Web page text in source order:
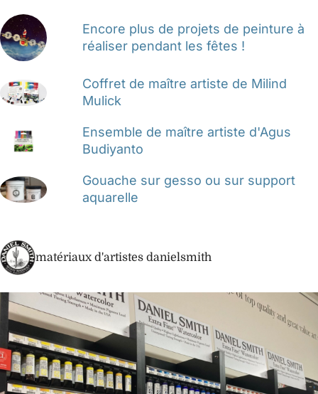
Encore plus de projets de peinture à
réaliser pendant les fêtes !
Coffret de maître artiste de Milind
Mulick
Ensemble de maître artiste d'Agus
Budiyanto
Gouache sur gesso ou sur support
aquarelle
matériaux d'artistes danielsmith